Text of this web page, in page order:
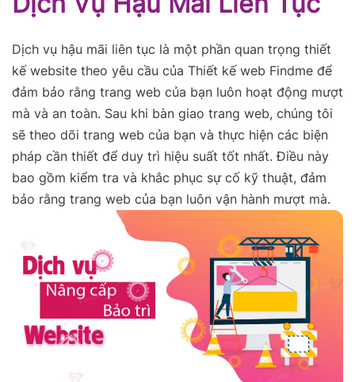
Dịch vụ hậu mãi liên tục là một phần quan trọng thiết
kế website theo yêu cầu của Thiết kế web Findme để
đảm bảo rằng trang web của bạn luôn hoạt động mượt
mà và an toàn. Sau khi bàn giao trang web, chúng tôi
sẽ theo dõi trang web của bạn và thực hiện các biện
pháp cần thiết để duy trì hiệu suất tốt nhất. Điều này
bao gồm kiểm tra và khắc phục sự cố kỹ thuật, đảm
bảo rằng trang web của bạn luôn vận hành mượt mà.